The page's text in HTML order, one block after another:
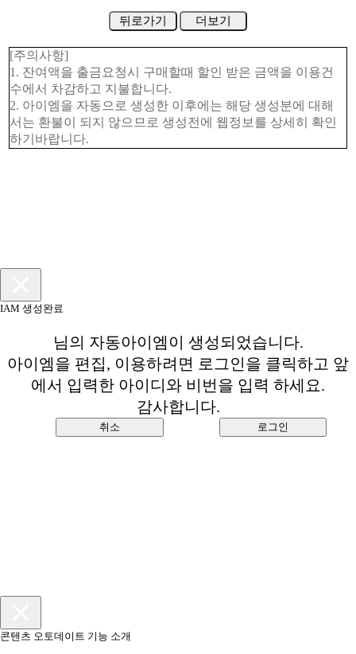
뒤로가기 더보기
[주의사항]
1. 잔여액을 출금요청시 구매할때 할인 받은 금액을 이용건
수에서 차감하고 지불합니다.
2. 아이엠을 자동으로 생성한 이후에는 해당 생성분에 대해
서는 환불이 되지 않으므로 생성전에 웹정보를 상세히 확인
하기바랍니다.
IAM 생성완료
님의 자동아이엠이 생성되었습니다.
아이엠을 편집, 이용하려면 로그인을 클릭하고 앞
에서 입력한 아이디와 비번을 입력 하세요.
감사합니다.
취소 로그인
콘텐츠 오토데이트 기능 소개